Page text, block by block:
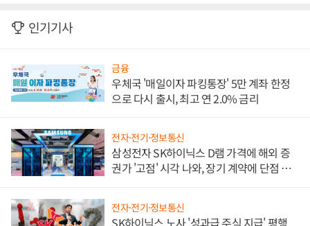
인기기사
금융
우체국 '매일이자 파킹통장' 5만 계좌 한정
으로 다시 출시, 최고 연 2.0% 금리
전자·전기·정보통신
삼성전자 SK하이닉스 D램 가격에 해외 증
권가 '고점' 시각 나와, 장기 계약에 단점 부
전자·전기·정보통신
SK하이닉스 노사 '성과급 주식 지급' 평행